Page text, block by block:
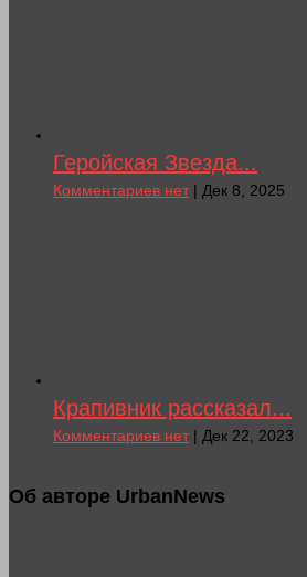
Геройская Звезда...
Комментариев нет| Дек 8, 2025
Крапивник рассказал...
Комментариев нет| Дек 22, 2023
Об авторе UrbanNews